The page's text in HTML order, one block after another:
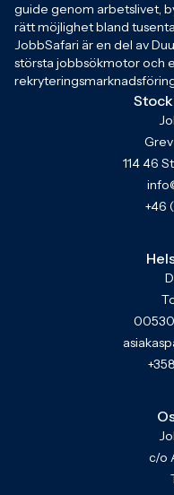
guide genom arbetslivet,
rätt möjlighet bland
JobbSafari är en del av
största jobbsökmotor och
114 46
+46
00530
c/o